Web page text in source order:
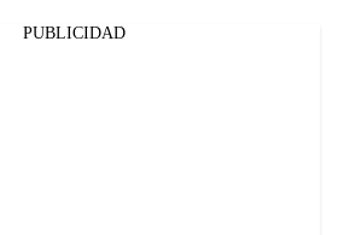
PUBLICIDAD